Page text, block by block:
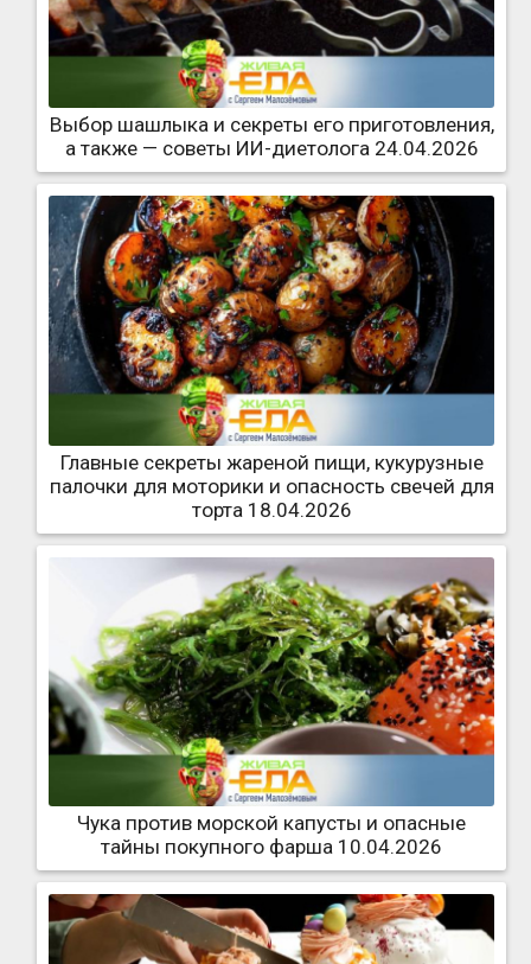
Выбор шашлыка и секреты его приготовления,
а также — советы ИИ-диетолога 24.04.2026
Главные секреты жареной пищи, кукурузные
палочки для моторики и опасность свечей для
торта 18.04.2026
Чука против морской капусты и опасные
тайны покупного фарша 10.04.2026